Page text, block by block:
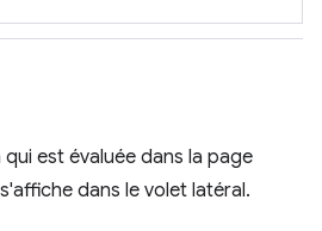
est évaluée dans la page
dans le volet latéral.